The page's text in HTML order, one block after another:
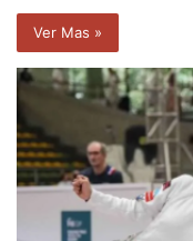
Ver Mas »